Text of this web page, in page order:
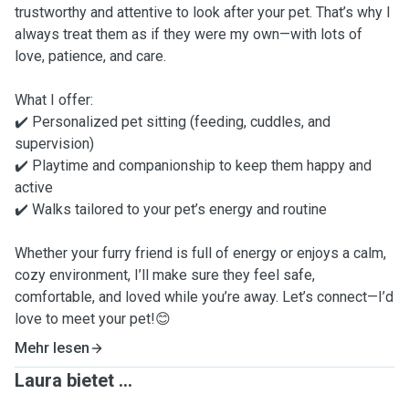
trustworthy and attentive to look after your pet. That’s why I
always treat them as if they were my own—with lots of
love, patience, and care.
What I offer:
✔️ Personalized pet sitting (feeding, cuddles, and
supervision)
✔️ Playtime and companionship to keep them happy and
active
✔️ Walks tailored to your pet’s energy and routine
Whether your furry friend is full of energy or enjoys a calm,
cozy environment, I’ll make sure they feel safe,
comfortable, and loved while you’re away. Let’s connect—I’d
love to meet your pet!😊
Mehr lesen
Laura bietet ...